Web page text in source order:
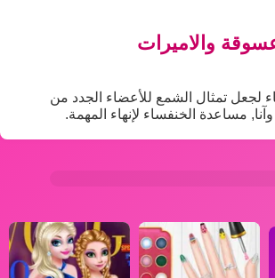
والاميرات
لجعل تمثال الشمع للأعضاء الجدد من
وآنا, مساعدة الخنفساء لإنهاء المهمة.